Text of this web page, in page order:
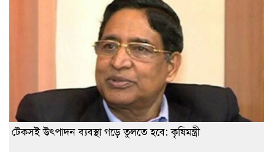
টেকসই উৎপাদন ব্যবস্থা গড়ে তুলতে হবে: কৃষিমন্ত্রী